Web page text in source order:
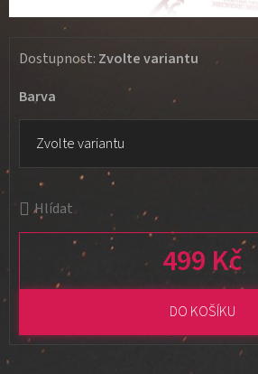
Barva
Hlídat
499 Kč
Měrná
DO KOŠÍKU
Dostupnost: Zvolte variantu